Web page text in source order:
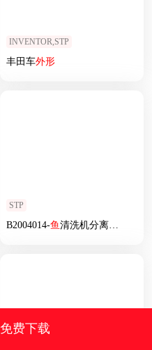
免费下载
INVENTOR,STP
丰田车外形
STP
B2004014-鱼清洗机分离鱼鳞鱼皮